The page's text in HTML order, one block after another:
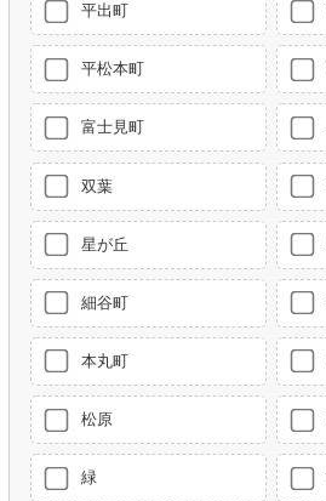
平出町
平松本町
富士見町
双葉
星が丘
細谷町
本丸町
松原
緑